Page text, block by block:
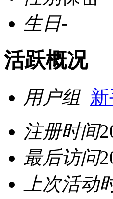
生日-
活跃概况
用户组
注册时间
最后访问
上次活动